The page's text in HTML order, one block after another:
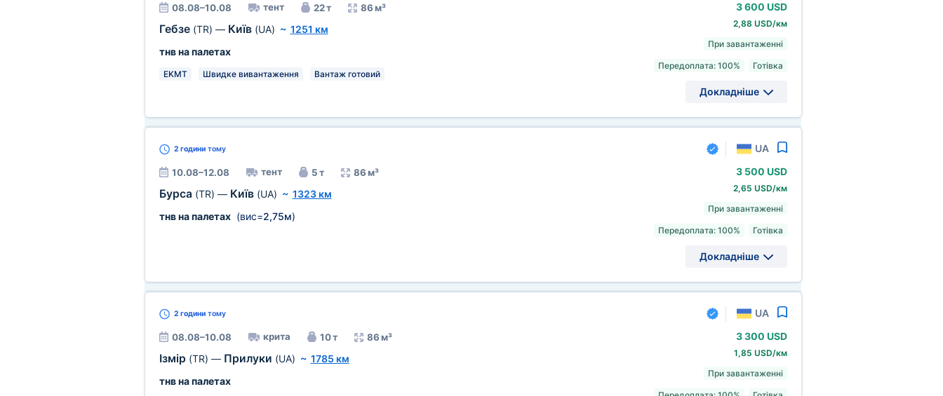
08.08–10.08 тент 22 т 86 м³
Гебзе (TR) — Київ (UA) ~ 1251 км
тнв на палетах
EKMT Швидке вивантаження Вантаж готовий
3 600 USD
2,88 USD/км
При завантаженні
Передоплата: 100% Готівка
Докладніше
2 годинитому UA
10.08–12.08 тент 5 т 86 м³
Бурса (TR) — Київ (UA) ~ 1323 км
тнв на палетах(вис=2,75м)
3 500 USD
2,65 USD/км
При завантаженні
Передоплата: 100% Готівка
Докладніше
2 годинитому UA
08.08–10.08 крита 10 т 86 м³
Ізмір (TR) — Прилуки (UA) ~ 1785 км
тнв на палетах
3 300 USD
1,85 USD/км
При завантаженні